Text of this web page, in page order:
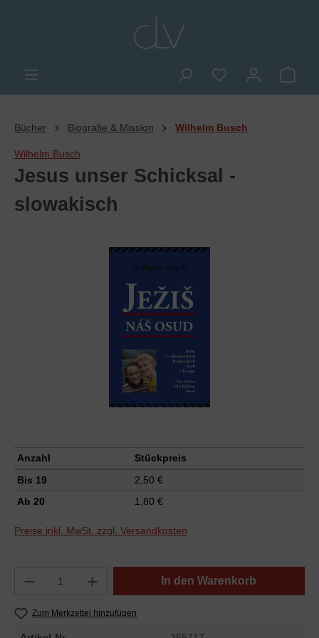
Du hast 0
Bücher Biografie & Mission Wilhelm Busch
Wilhelm Busch
Jesus unser Schicksal -
slowakisch
Bildergalerie überspringen
Anzahl
Stückpreis
Bis 19
2,50 €
Ab 20 1,80 €
Preise inkl. MwSt. zzgl. Versandkosten
In den Warenkorb
Zum Merkzettel hinzufügen